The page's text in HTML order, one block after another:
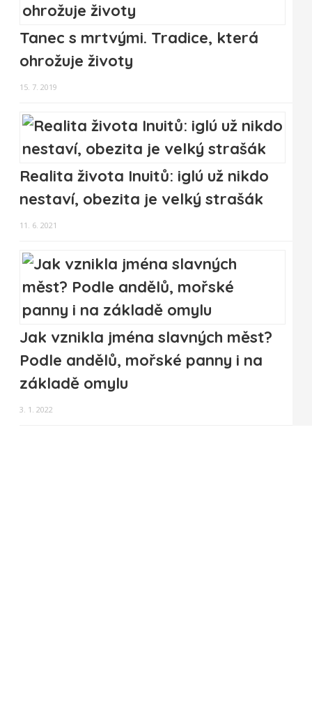
Tanec s mrtvými. Tradice, která
ohrožuje životy
15. 7. 2019
Realita života Inuitů: iglú už nikdo
nestaví, obezita je velký strašák
11. 6. 2021
Jak vznikla jména slavných měst?
Podle andělů, mořské panny i na
základě omylu
3. 1. 2022